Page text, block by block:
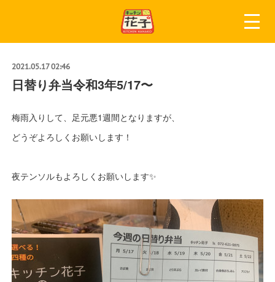
2021.05.17 02:46
日替り弁当令和3年5/17〜
梅雨入りして、足元悪1週間となりますが、
どうぞよろしくお願いします！
夜テンソルもよろしくお願いします✨